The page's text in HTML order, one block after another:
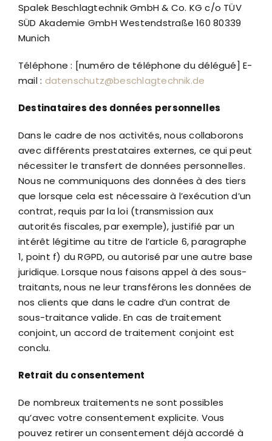
Spalek Beschlagtechnik GmbH & Co. KG c/o TÜV
SÜD Akademie GmbH Westendstraße 160 80339
Munich
Téléphone : [numéro de téléphone du délégué] E-
mail : datenschutz@beschlagtechnik.de
Destinataires des données personnelles
Dans le cadre de nos activités, nous collaborons
avec différents prestataires externes, ce qui peut
nécessiter le transfert de données personnelles.
Nous ne communiquons des données à des tiers
que lorsque cela est nécessaire à l’exécution d’un
contrat, requis par la loi (transmission aux
autorités fiscales, par exemple), justifié par un
intérêt légitime au titre de l’article 6, paragraphe
1, point f) du RGPD, ou autorisé par une autre base
juridique. Lorsque nous faisons appel à des sous-
traitants, nous ne leur transférons les données de
nos clients que dans le cadre d’un contrat de
sous-traitance valide. En cas de traitement
conjoint, un accord de traitement conjoint est
conclu.
Retrait du consentement
De nombreux traitements ne sont possibles
qu’avec votre consentement explicite. Vous
pouvez retirer un consentement déjà accordé à